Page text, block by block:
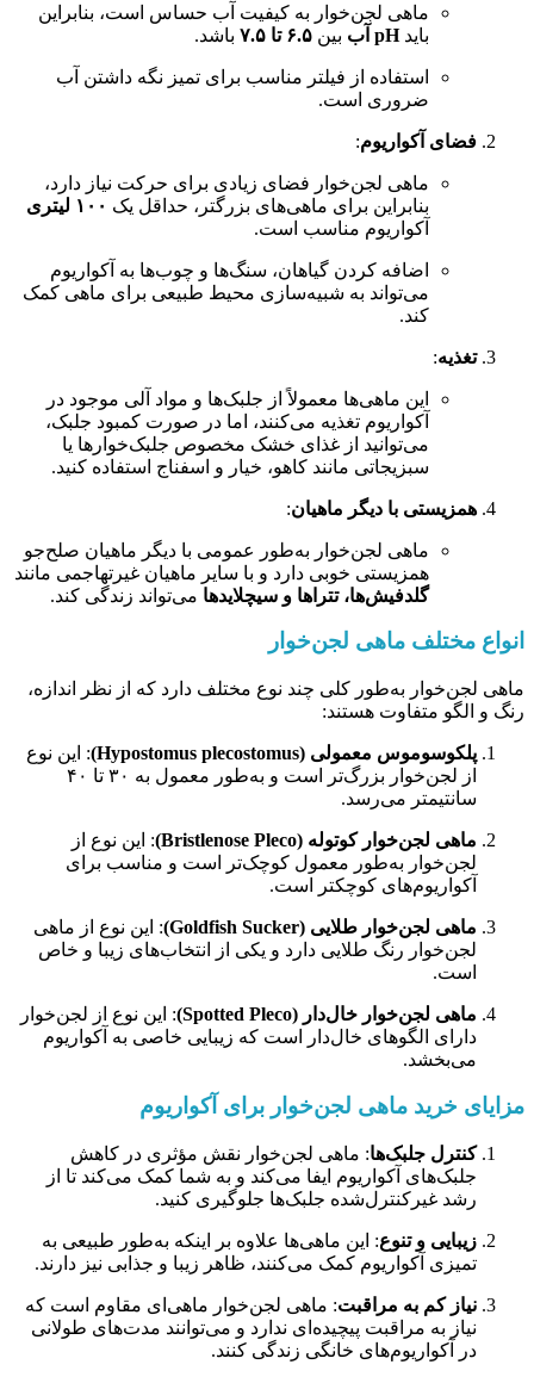
ماهی لجن‌خوار به کیفیت آب حساس است، بنابراین
بایدpH آب بین ۶.۵ تا ۷.۵ باشد.
استفاده از فیلتر مناسب برای تمیز نگه داشتن آب
ضروری است.
فضای آکواریوم:
ماهی لجن‌خوار فضای زیادی برای حرکت نیاز دارد،
بنابراین برای ماهی‌های بزرگتر، حداقل یک ۱۰۰ لیتری
آکواریوم مناسب است.
اضافه کردن گیاهان، سنگ‌ها و چوب‌ها به آکواریوم
می‌تواند به شبیه‌سازی محیط طبیعی برای ماهی کمک
کند.
تغذیه:
این ماهی‌ها معمولاً از جلبک‌ها و مواد آلی موجود در
آکواریوم تغذیه می‌کنند، اما در صورت کمبود جلبک،
می‌توانید از غذای خشک مخصوص جلبک‌خوارها یا
سبزیجاتی مانند کاهو، خیار و اسفناج استفاده کنید.
همزیستی با دیگر ماهیان:
ماهی لجن‌خوار به‌طور عمومی با دیگر ماهیان صلح‌جو
همزیستی خوبی دارد و با سایر ماهیان غیرتهاجمی مانند
گلدفیش‌ها، تتراها و سیچلایدها می‌تواند زندگی کند.
انواع مختلف ماهی لجن‌خوار
ماهی لجن‌خوار به‌طور کلی چند نوع مختلف دارد که از نظر اندازه،
رنگ و الگو متفاوت هستند:
پلکوسوموس معمولی (Hypostomus plecostomus)
: این نوع
از لجن‌خوار بزرگ‌تر است و به‌طور معمول به ۳۰ تا ۴۰
سانتیمتر می‌رسد.
ماهی لجن‌خوار کوتوله (Bristlenose Pleco)
: این نوع از
لجن‌خوار به‌طور معمول کوچک‌تر است و مناسب برای
آکواریوم‌های کوچکتر است.
ماهی لجن‌خوار طلایی (Goldfish Sucker)
: این نوع از ماهی
لجن‌خوار رنگ طلایی دارد و یکی از انتخاب‌های زیبا و خاص
است.
ماهی لجن‌خوار خال‌دار (Spotted Pleco)
: این نوع از لجن‌خوار
دارای الگوهای خال‌دار است که زیبایی خاصی به آکواریوم
می‌بخشد.
مزایای خرید ماهی لجن‌خوار برای آکواریوم
کنترل جلبک‌ها: ماهی لجن‌خوار نقش مؤثری در کاهش
جلبک‌های آکواریوم ایفا می‌کند و به شما کمک می‌کند تا از
رشد غیرکنترل‌شده جلبک‌ها جلوگیری کنید.
زیبایی و تنوع: این ماهی‌ها علاوه بر اینکه به‌طور طبیعی به
تمیزی آکواریوم کمک می‌کنند، ظاهر زیبا و جذابی نیز دارند.
نیاز کم به مراقبت: ماهی لجن‌خوار ماهی‌ای مقاوم است که
نیاز به مراقبت پیچیده‌ای ندارد و می‌توانند مدت‌های طولانی
در آکواریوم‌های خانگی زندگی کنند.